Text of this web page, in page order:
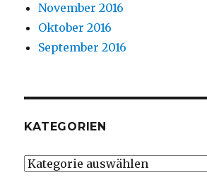
November 2016
Oktober 2016
September 2016
KATEGORIEN
Kategorien